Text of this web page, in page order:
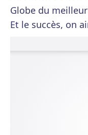
Globe du
Et le succès, on